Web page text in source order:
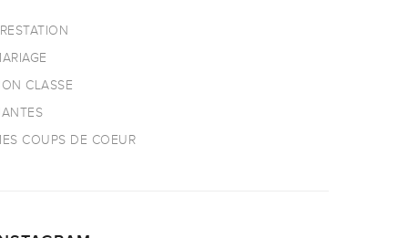
CLASSE
COUPS DE COEUR